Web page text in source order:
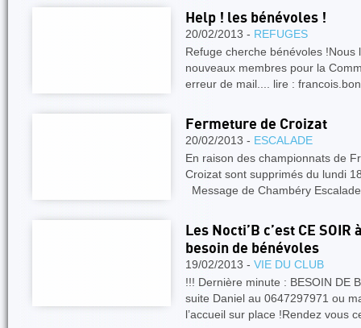
Help ! les bénévoles !
20/02/2013 - REFUGES
Refuge cherche bénévoles
nouveaux membres pour la
erreur de mail.... lire :
Fermeture de Croizat
20/02/2013 - ESCALADE
En raison des championnats de
Croizat sont supprimés du lundi
Message de Chambéry
Les Nocti’B c’est CE
besoin de bénévoles
19/02/2013 - VIE DU CLUB
!!! Dernière minute : BESOIN DE
suite Daniel au 0647297971 ou
l’accueil sur place !Rendez vous